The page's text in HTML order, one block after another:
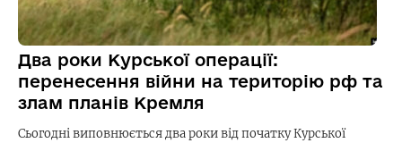
Два роки Курської операції:
перенесення війни на територію рф та
злам планів Кремля
Сьогодні виповнюється два роки від початку Курської